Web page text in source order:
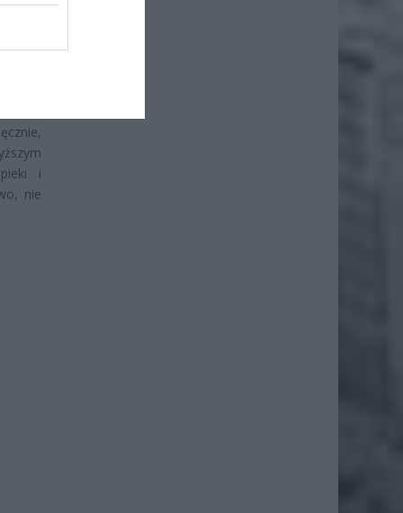
z
wielu
i
nie